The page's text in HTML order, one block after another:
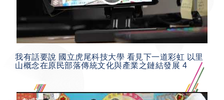
我有話要說 國立虎尾科技大學 看見下一道彩虹 以里
山概念在原民部落傳統文化與產業之鏈結發展 4